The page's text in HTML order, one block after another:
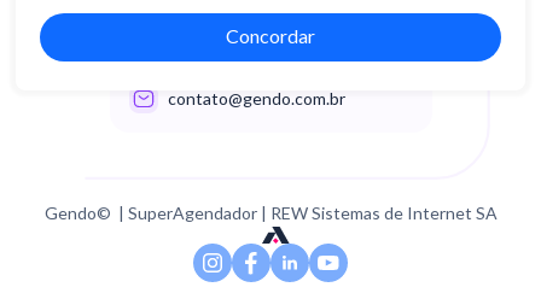
contato@gendo.com.br
Gendo© | SuperAgendador | REW Sistemas de Internet SA
Concordar